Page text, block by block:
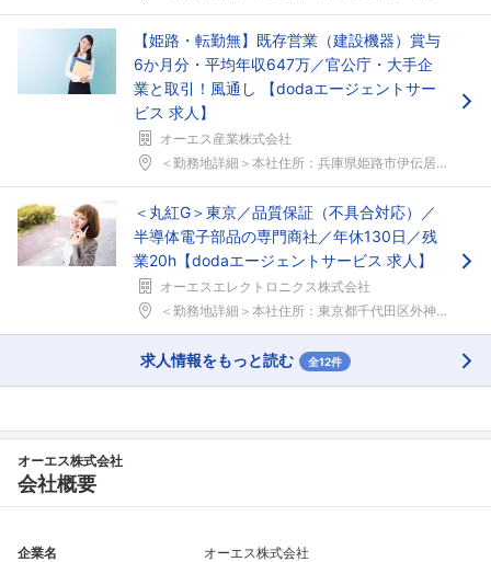
【姫路・転勤無】既存営業（建設機器）賞与
6か月分・平均年収647万／官公庁・大手企
業と取引！風通し 【dodaエージェントサー
ビス 求人】
オーエス産業株式会社
＜勤務地詳細＞本社住所：兵庫県姫路市伊伝居448-...
＜丸紅G＞東京／品質保証（不具合対応）／
半導体電子部品の専門商社／年休130日／残
業20h【dodaエージェントサービス 求人】
オーエスエレクトロニクス株式会社
＜勤務地詳細＞本社住所：東京都千代田区外神田3-1...
求人情報をもっと読む 全12件
オーエス株式会社
会社概要
企業名 オーエス株式会社